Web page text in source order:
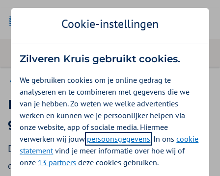
Veelgestelde vragen
Hoe geef ik mijn
gezondheidsbeleid vorm?
Dat u iets aan gezondheid wilt doen binnen uw
organisatie is duidelijk, maar waar begint u?
Cookie-instellingen
Zilveren Kruis gebruikt cookies.
We gebruiken cookies om je online gedrag te
analyseren en te combineren met gegevens die we
van je hebben. Zo weten we welke advertenties
werken en kunnen we je persoonlijker helpen via
onze website, app of sociale media. Hiermee
verwerken wij jouw persoonsgegevens. In onscookie
statementvind je meer informatie over hoe wij of
onze 13 partners deze cookies gebruiken.